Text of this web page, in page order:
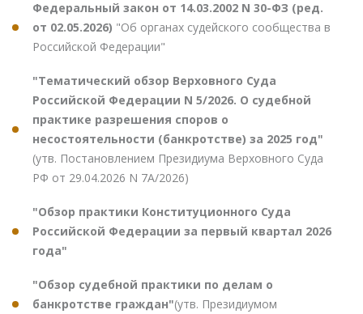
Федеральный закон от 14.03.2002 N 30-ФЗ (ред.
от 02.05.2026) "Об органах судейского сообщества в
Российской Федерации"
"Тематический обзор Верховного Суда
Российской Федерации N 5/2026. О судебной
практике разрешения споров о
несостоятельности (банкротстве) за 2025 год"
(утв. Постановлением Президиума Верховного Суда
РФ от 29.04.2026 N 7А/2026)
"Обзор практики Конституционного Суда
Российской Федерации за первый квартал 2026
года"
"Обзор судебной практики по делам о
банкротстве граждан"(утв. Президиумом